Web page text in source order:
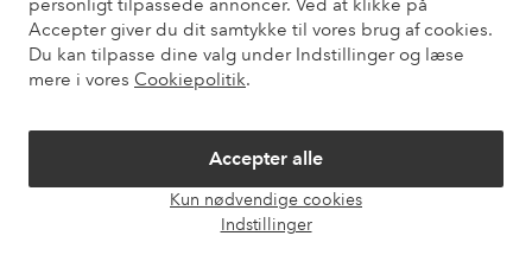
personligt tilpassede annoncer. Ved at klikke på
Accepter giver du dit samtykke til vores brug af cookies.
Du kan tilpasse dine valg under Indstillinger og læse
mere i vores Cookiepolitik.
Accepter alle
Kun nødvendige cookies
Indstillinger